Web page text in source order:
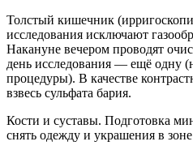
Толстый кишечник
исследования исключают
Накануне вечером проводят
день исследования — ещё одну
процедуры). В качестве
взвесь сульфата бария.
Кости и суставы. Подготовка
снять одежду и украшения в